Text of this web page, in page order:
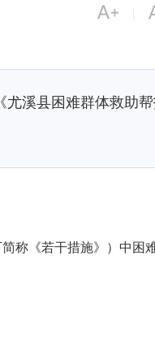

溪县困难群体救助
简称《若干措施》）中困